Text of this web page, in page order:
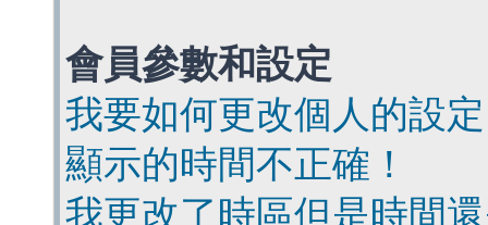
會員參數和設定
我要如何更改個人的設
顯示的時間不正確！
我更改了時區但是時間